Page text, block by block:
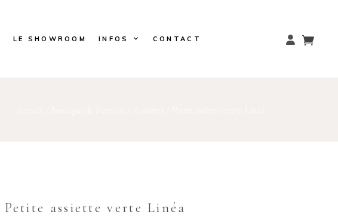
LE SHOWROOM INFOS CONTACT
Petite assiette verte Linéa